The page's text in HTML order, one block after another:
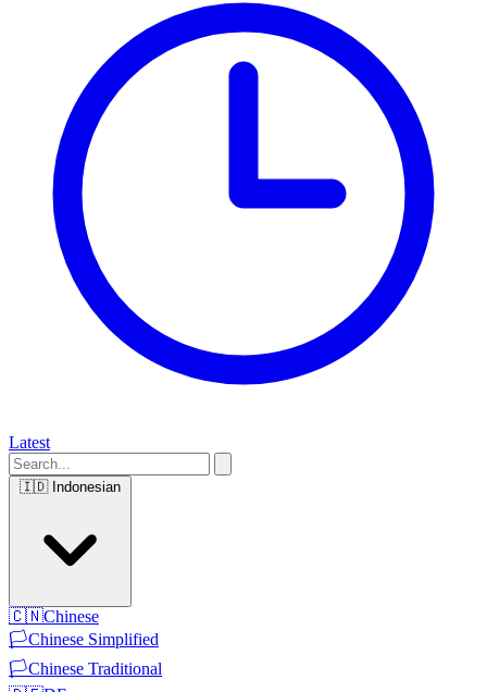
Latest
🇮🇩 Indonesian
🇨🇳Chinese
🏳️Chinese Simplified
🏳️Chinese Traditional